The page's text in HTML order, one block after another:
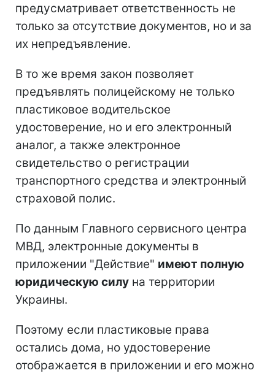
предусматривает ответственность не
только за отсутствие документов, но и за
их непредъявление.
В то же время закон позволяет
предъявлять полицейскому не только
пластиковое водительское
удостоверение, но и его электронный
аналог, а также электронное
свидетельство о регистрации
транспортного средства и электронный
страховой полис.
По данным Главного сервисного центра
МВД, электронные документы в
приложении "Действие" имеют полную
юридическую силу на территории
Украины.
Поэтому если пластиковые права
остались дома, но удостоверение
отображается в приложении и его можно